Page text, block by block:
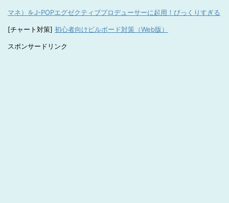
マネ）をJ-POPエグゼクティブプロデューサーに起用！びっくりすぎる
[チャート対策] 初心者向けビルボード対策（Web版）
スポンサードリンク